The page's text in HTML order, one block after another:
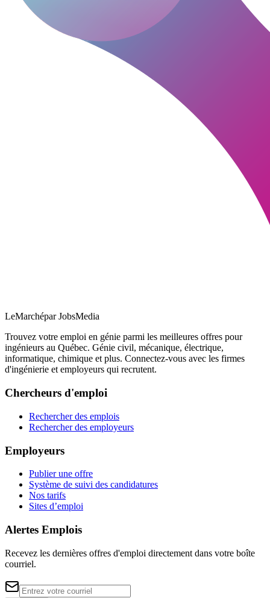
LeMarchépar JobsMedia
Trouvez votre emploi en génie parmi les meilleures offres pour
ingénieurs au Québec. Génie civil, mécanique, électrique,
informatique, chimique et plus. Connectez-vous avec les firmes
d'ingénierie et employeurs qui recrutent.
Chercheurs d'emploi
Rechercher des emplois
Rechercher des employeurs
Employeurs
Publier une offre
Système de suivi des candidatures
Nos tarifs
Sites d’emploi
Alertes Emplois
Recevez les dernières offres d'emploi directement dans votre boîte
courriel.